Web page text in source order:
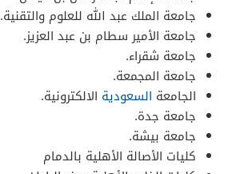
جامعة الملك عبد الله للعلوم والتقنية.
جامعة الأمير سطام بن عبد العزيز.
جامعة شقراء.
جامعة المجمعة.
الجامعة السعودية الالكترونية.
جامعة جدة.
جامعة بيشة.
كليات الأصالة الأهلية بالدمام